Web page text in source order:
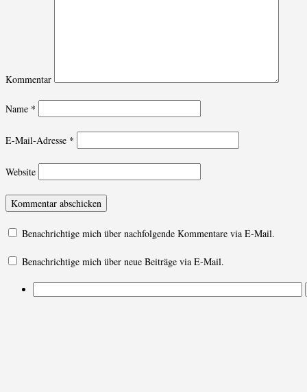
Kommentar
Name *
E-Mail-Adresse *
Website
Benachrichtige mich über nachfolgende Kommentare via E-Mail.
Benachrichtige mich über neue Beiträge via E-Mail.